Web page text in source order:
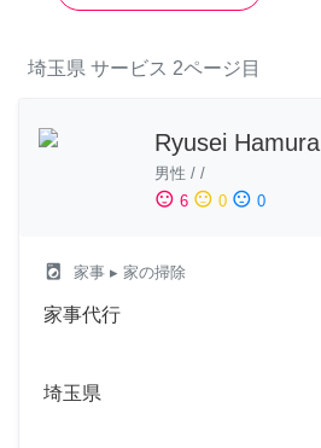
埼玉県 サービス 2ページ目
Ryusei Hamura
男性 / /
sentiment_satisfied 6 sentiment_neutral 0 sentiment_dissatisfied 0
local_laundry_service 家事 ▸ 家の掃除
家事代行
埼玉県